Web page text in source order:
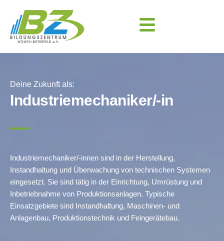
Deine Zukunft als:
Industriemechaniker/-in
Industriemechaniker/-innen sind in der Herstellung,
Instandhaltung und Überwachung von technischen Systemen
eingesetzt. Sie sind tätig in der Einrichtung, Umrüstung und
Inbetriebnahme von Produktionsanlagen. Typische
Einsatzgebiete sind Instandhaltung, Maschinen- und
Anlagenbau, Produktionstechnik und Feingerätebau.